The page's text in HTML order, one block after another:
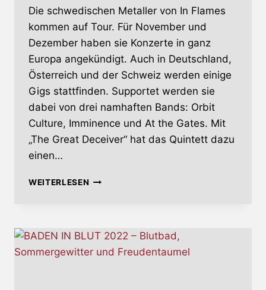
Die schwedischen Metaller von In Flames
kommen auf Tour. Für November und
Dezember haben sie Konzerte in ganz
Europa angekündigt. Auch in Deutschland,
Österreich und der Schweiz werden einige
Gigs stattfinden. Supportet werden sie
dabei von drei namhaften Bands: Orbit
Culture, Imminence und At the Gates. Mit
„The Great Deceiver“ hat das Quintett dazu
einen…
WEITERLESENIN
DA
(UPDATE)